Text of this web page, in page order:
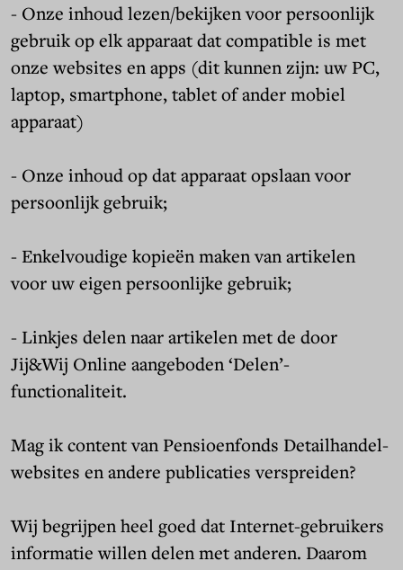
- Onze inhoud lezen/bekijken voor persoonlijk
gebruik op elk apparaat dat compatible is met
onze websites en apps (dit kunnen zijn: uw PC,
laptop, smartphone, tablet of ander mobiel
apparaat)
- Onze inhoud op dat apparaat opslaan voor
persoonlijk gebruik;
- Enkelvoudige kopieën maken van artikelen
voor uw eigen persoonlijke gebruik;
- Linkjes delen naar artikelen met de door
Jij&Wij Online aangeboden ‘Delen’-
functionaliteit.
Mag ik content van Pensioenfonds Detailhandel-
websites en andere publicaties verspreiden?
Wij begrijpen heel goed dat Internet-gebruikers
informatie willen delen met anderen. Daarom